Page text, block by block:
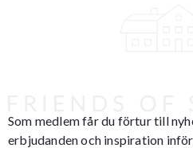
Som medlem får du förtur till
erbjudanden och inspiration